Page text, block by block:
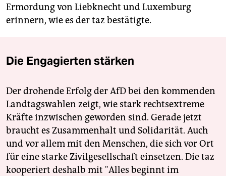
Ermordung von Liebknecht und Luxemburg
erinnern, wie es der taz bestätigte.
Die Engagierten stärken
Der drohende Erfolg der AfD bei den kommenden
Landtagswahlen zeigt, wie stark rechtsextreme
Kräfte inzwischen geworden sind. Gerade jetzt
braucht es Zusammenhalt und Solidarität. Auch
und vor allem mit den Menschen, die sich vor Ort
für eine starke Zivilgesellschaft einsetzen. Die taz
kooperiert deshalb mit "Alles beginnt im